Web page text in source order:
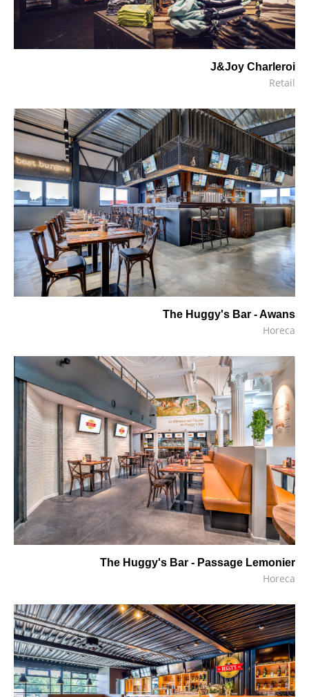
J&Joy Charleroi
Retail
The Huggy's Bar - Awans
Horeca
The Huggy's Bar - Passage Lemonier
Horeca